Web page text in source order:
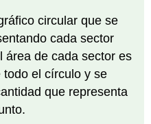
circular que se
cada sector
área de cada sector es
todo el círculo y se
que representa